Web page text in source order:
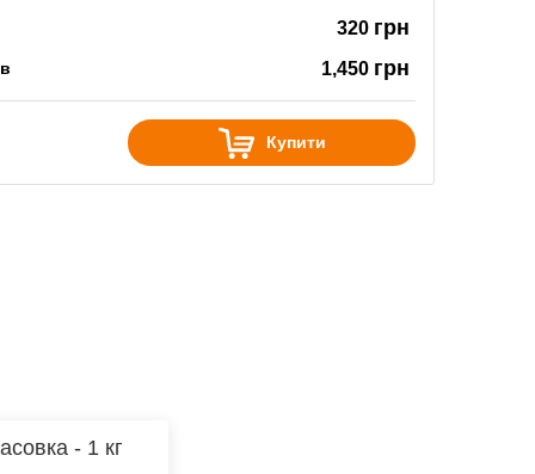
320 грн
1,450 грн
Купити
- 1 кг